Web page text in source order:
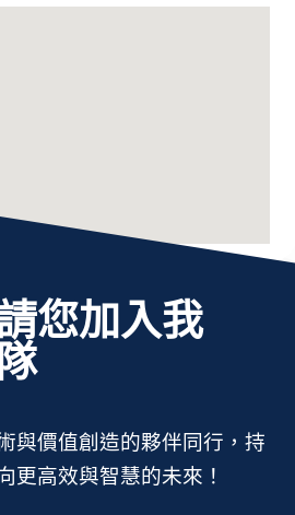
您加入我
與價值創造的夥伴同行，持
更高效與智慧的未來！